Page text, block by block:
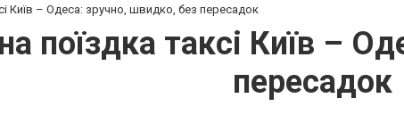
Київ – Одеса: зручно, швидко, без пересадок
поїздка таксі Київ –
пересадок